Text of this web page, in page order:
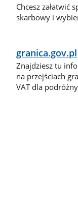
Chcesz załatwić
skarbowy i
granica.gov.pl
Znajdziesz tu
na przejściach
VAT dla